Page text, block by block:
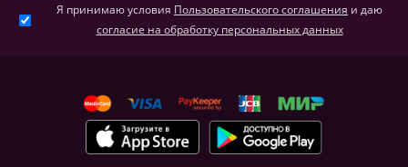
Я принимаю условия Пользовательского соглашения и даю
согласие на обработку персональных данных